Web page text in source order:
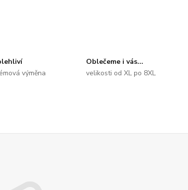
výměna
Oblečeme i vás...
velikosti od XL po 8XL